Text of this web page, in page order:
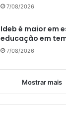
7/08/2026
Ideb é maior em
educação em
7/08/2026
Mostrar mais